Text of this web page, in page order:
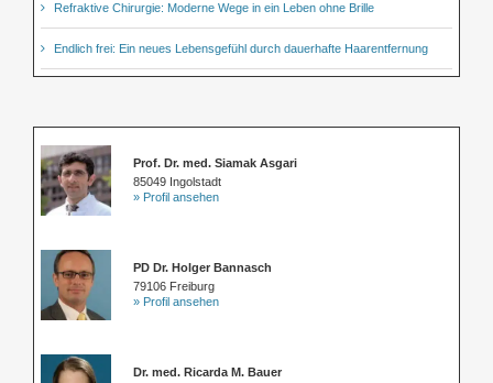
Refraktive Chirurgie: Moderne Wege in ein Leben ohne Brille
Endlich frei: Ein neues Lebensgefühl durch dauerhafte Haarentfernung
Prof. Dr. med. Siamak Asgari
85049 Ingolstadt
» Profil ansehen
PD Dr. Holger Bannasch
79106 Freiburg
» Profil ansehen
Dr. med. Ricarda M. Bauer